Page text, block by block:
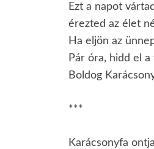
Ezt a napot
érezted az élet
Ha eljön az
Pár óra, hidd el
Boldog
***
Karácsonyfa